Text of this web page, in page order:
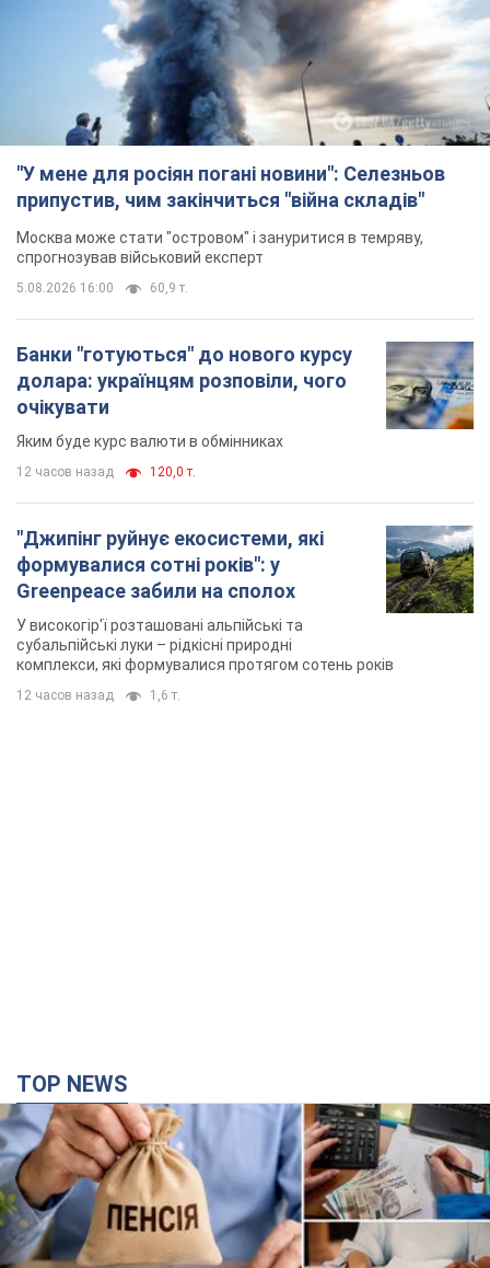
"У мене для росіян погані новини": Селезньов
припустив, чим закінчиться "війна складів"
Москва може стати "островом" і зануритися в темряву,
спрогнозував військовий експерт
5.08.2026 16:00 60,9 т.
Банки "готуються" до нового курсу
долара: українцям розповіли, чого
очікувати
Яким буде курс валюти в обмінниках
12 часов назад 120,0 т.
"Джипінг руйнує екосистеми, які
формувалися сотні років": у
Greenpeace забили на сполох
У високогір'ї розташовані альпійські та
субальпійські луки – рідкісні природні
комплекси, які формувалися протягом сотень років
12 часов назад 1,6 т.
TOP NEWS